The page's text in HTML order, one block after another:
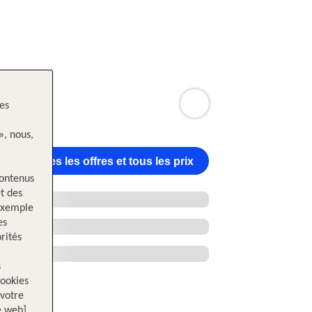
Toutes les offres et tous les prix
nous,
des